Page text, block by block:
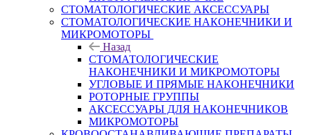
СТОМАТОЛОГИЧЕСКИЕ АКСЕССУАРЫ
СТОМАТОЛОГИЧЕСКИЕ НАКОНЕЧНИКИ И
МИКРОМОТОРЫ
Назад
СТОМАТОЛОГИЧЕСКИЕ
НАКОНЕЧНИКИ И МИКРОМОТОРЫ
УГЛОВЫЕ И ПРЯМЫЕ НАКОНЕЧНИКИ
РОТОРНЫЕ ГРУППЫ
АКСЕССУАРЫ ДЛЯ НАКОНЕЧНИКОВ
МИКРОМОТОРЫ